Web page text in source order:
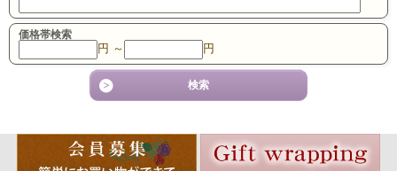
価格帯検索
円 ～ 円